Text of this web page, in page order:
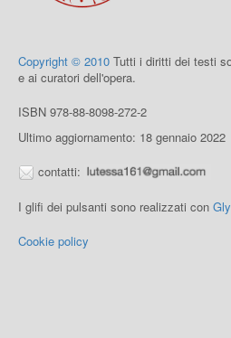
Copyright © 2010 Tutti i diritti dei testi
e ai curatori dell'opera.
ISBN 978-88-8098-272-2
Ultimo aggiornamento: 18 gennaio 2022
contatti:
I glifi dei pulsanti sono realizzati con
Cookie policy